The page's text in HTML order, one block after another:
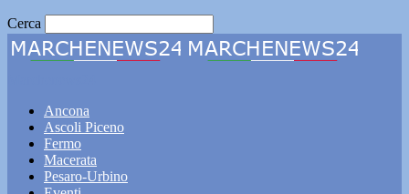
Cerca
Ancona
Ascoli Piceno
Fermo
Macerata
Pesaro-Urbino